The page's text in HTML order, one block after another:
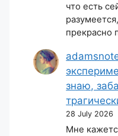
что есть
прекрасно
знаю,
28 July 2026
Мне